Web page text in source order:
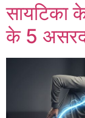
सायटिका
के 5